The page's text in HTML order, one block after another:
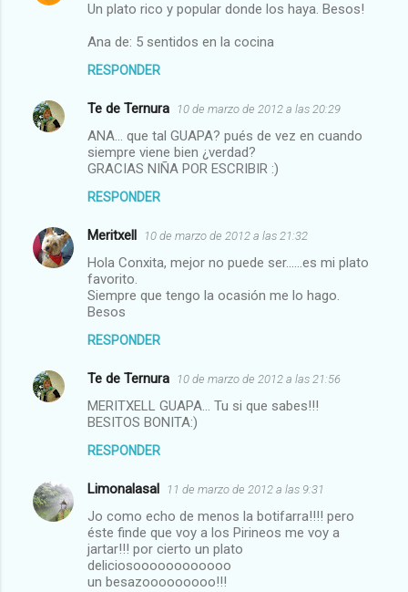
Un plato rico y popular donde los haya. Besos!
Ana de: 5 sentidos en la cocina
RESPONDER
Te de Ternura 10 de marzo de 2012 a las 20:29
ANA... que tal GUAPA? pués de vez en cuando
siempre viene bien ¿verdad?
GRACIAS NIÑA POR ESCRIBIR :)
RESPONDER
Meritxell 10 de marzo de 2012 a las 21:32
Hola Conxita, mejor no puede ser......es mi plato
favorito.
Siempre que tengo la ocasión me lo hago.
Besos
RESPONDER
Te de Ternura 10 de marzo de 2012 a las 21:56
MERITXELL GUAPA... Tu si que sabes!!!
BESITOS BONITA:)
RESPONDER
Limonalasal 11 de marzo de 2012 a las 9:31
Jo como echo de menos la botifarra!!!! pero
éste finde que voy a los Pirineos me voy a
jartar!!! por cierto un plato
deliciosoooooooooooo
un besazooooooooo!!!